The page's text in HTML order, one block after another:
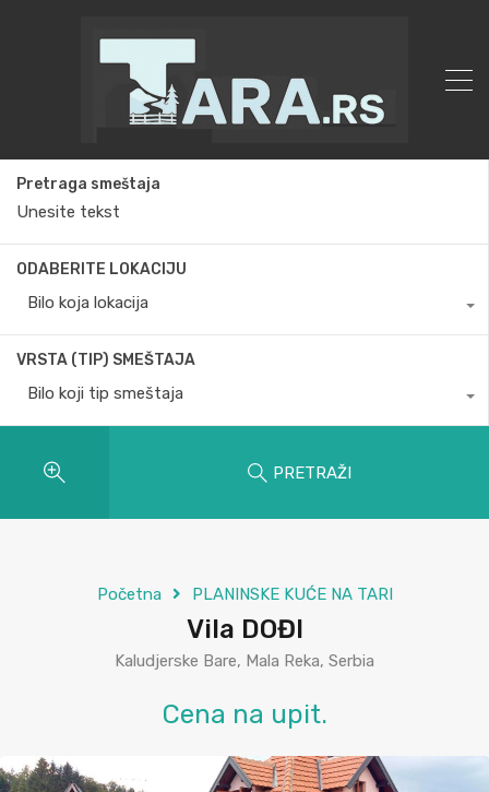
Pretraga smeštaja
ODABERITE LOKACIJU
Bilo koja lokacija
VRSTA (TIP) SMEŠTAJA
Bilo koji tip smeštaja
PRETRAŽI
Početna PLANINSKE KUĆE NA TARI
Vila DOĐI
Kaludjerske Bare, Mala Reka, Serbia
Cena na upit.